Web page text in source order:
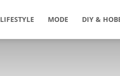
LIFESTYLE MODE DIY &